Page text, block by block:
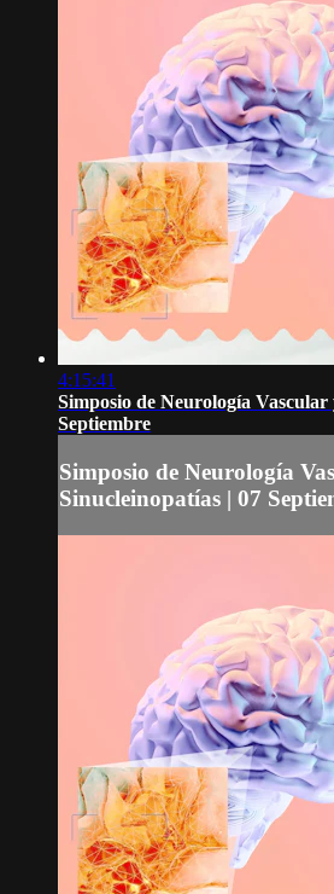
4:15:41
Simposio de Neurología
Septiembre
Simposio de Neurología
Sinucleinopatías | 07